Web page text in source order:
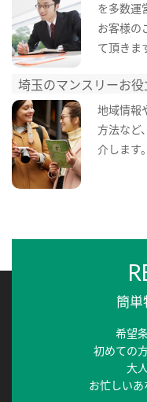
を多数運
お客様の
て頂きま
埼玉のマンスリーお
地域情報
方法など
介します。
簡
希望
初めての
大
お忙しいあ